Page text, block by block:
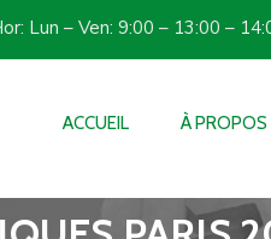
Lun – Ven: 9:00 – 13:00 –
ACCUEIL À PROPOS